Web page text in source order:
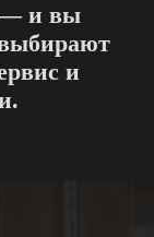
— и вы
и